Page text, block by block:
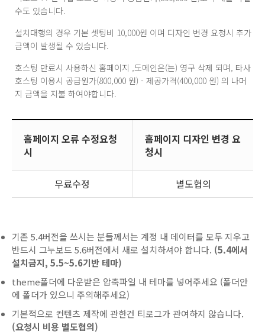
수도 있습니다.
설치대행의 경우 기본 셋팅비 10,000원 이며 디자인 변경 요청시 추가
금액이 발생될 수 있습니다.
호스팅 만료시 사용하신 홈페이지 ,도메인은(는) 영구 삭제 되며, 타사
호스팅 이용시 공급원가(800,000 원) - 제공가격(400,000 원) 의 나머
지 금액을 지불 하여야합니다.
홈페이지 오류 수정요청
시
홈페이지 디자인 변경 요
청시
무료수정 별도협의
기존 5.4버전을 쓰시는 분들께서는 계정 내 데이터를 모두 지우고
반드시 그누보드 5.6버전에서 새로 설치하셔야 합니다. (5.4에서
설치금지, 5.5~5.6기반 테마)
theme폴더에 다운받은 압축파일 내 테마를 넣어주세요 (폴더안
에 폴더가 있으니 주의해주세요)
기본적으로 컨텐츠 제작에 관한건 티로그가 관여하지 않습니다.
(요청시 비용 별도협의)